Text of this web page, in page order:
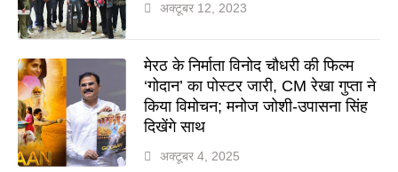
अक्टूबर 12, 2023
मेरठ के निर्माता विनोद चौधरी की फिल्म
‘गोदान’ का पोस्टर जारी, CM रेखा गुप्ता ने
किया विमोचन; मनोज जोशी-उपासना सिंह
दिखेंगे साथ
अक्टूबर 4, 2025